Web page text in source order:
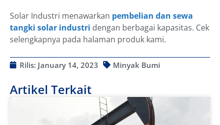
Solar Industri menawarkan pembelian dan sewa
tangki solar industri dengan berbagai kapasitas. Cek
selengkapnya pada halaman produk kami.
Rilis: January 14, 2023 Minyak Bumi
Artikel Terkait